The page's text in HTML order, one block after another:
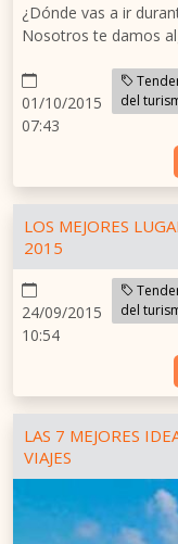
¿Dónde vas a ir
Nosotros te damos
01/10/2015
07:43
del
LOS MEJORES
2015
24/09/2015
10:54
del
LAS 7 MEJORES
VIAJES